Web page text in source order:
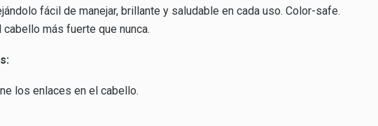
fácil de manejar, brillante y saludable en cada uso. Color-safe.
más fuerte que nunca.
los enlaces en el cabello.